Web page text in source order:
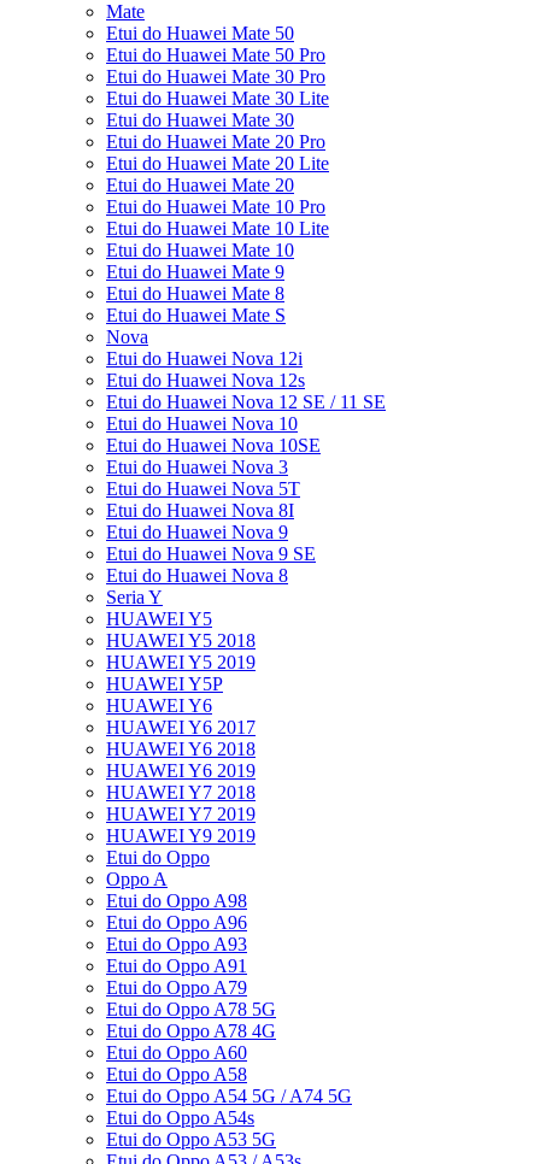
Mate
Etui do Huawei Mate 50
Etui do Huawei Mate 50 Pro
Etui do Huawei Mate 30 Pro
Etui do Huawei Mate 30 Lite
Etui do Huawei Mate 30
Etui do Huawei Mate 20 Pro
Etui do Huawei Mate 20 Lite
Etui do Huawei Mate 20
Etui do Huawei Mate 10 Pro
Etui do Huawei Mate 10 Lite
Etui do Huawei Mate 10
Etui do Huawei Mate 9
Etui do Huawei Mate 8
Etui do Huawei Mate S
Nova
Etui do Huawei Nova 12i
Etui do Huawei Nova 12s
Etui do Huawei Nova 12 SE / 11 SE
Etui do Huawei Nova 10
Etui do Huawei Nova 10SE
Etui do Huawei Nova 3
Etui do Huawei Nova 5T
Etui do Huawei Nova 8I
Etui do Huawei Nova 9
Etui do Huawei Nova 9 SE
Etui do Huawei Nova 8
Seria Y
HUAWEI Y5
HUAWEI Y5 2018
HUAWEI Y5 2019
HUAWEI Y5P
HUAWEI Y6
HUAWEI Y6 2017
HUAWEI Y6 2018
HUAWEI Y6 2019
HUAWEI Y7 2018
HUAWEI Y7 2019
HUAWEI Y9 2019
Etui do Oppo
Oppo A
Etui do Oppo A98
Etui do Oppo A96
Etui do Oppo A93
Etui do Oppo A91
Etui do Oppo A79
Etui do Oppo A78 5G
Etui do Oppo A78 4G
Etui do Oppo A60
Etui do Oppo A58
Etui do Oppo A54 5G / A74 5G
Etui do Oppo A54s
Etui do Oppo A53 5G